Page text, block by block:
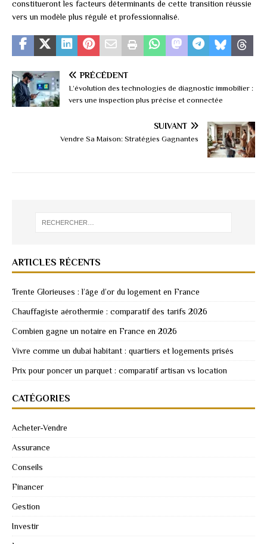
constitueront les facteurs déterminants de cette transition réussie
vers un modèle plus régulé et professionnalisé.
PRÉCÉDENT
L’évolution des technologies de diagnostic immobilier :
vers une inspection plus précise et connectée
SUIVANT
Vendre Sa Maison: Stratégies Gagnantes
ARTICLES RÉCENTS
Trente Glorieuses : l’âge d’or du logement en France
Chauffagiste aérothermie : comparatif des tarifs 2026
Combien gagne un notaire en France en 2026
Vivre comme un dubai habitant : quartiers et logements prisés
Prix pour poncer un parquet : comparatif artisan vs location
CATÉGORIES
Acheter-Vendre
Assurance
Conseils
Financer
Gestion
Investir